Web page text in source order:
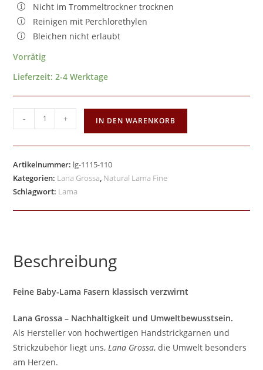
Nicht im Trommeltrockner trocknen
Reinigen mit Perchlorethylen
Bleichen nicht erlaubt
Vorrätig
Lieferzeit:2-4 Werktage
- + IN DEN WARENKORB
Artikelnummer: lg-1115-110
Kategorien: Lana Grossa, Natural Lama Fine
Schlagwort: Lama
Beschreibung
Feine Baby-Lama Fasern klassisch verzwirnt
Lana Grossa – Nachhaltigkeit und Umweltbewusstsein.
Als Hersteller von hochwertigen Handstrickgarnen und
Strickzubehör liegt uns,Lana Grossa, die Umwelt besonders
am Herzen.